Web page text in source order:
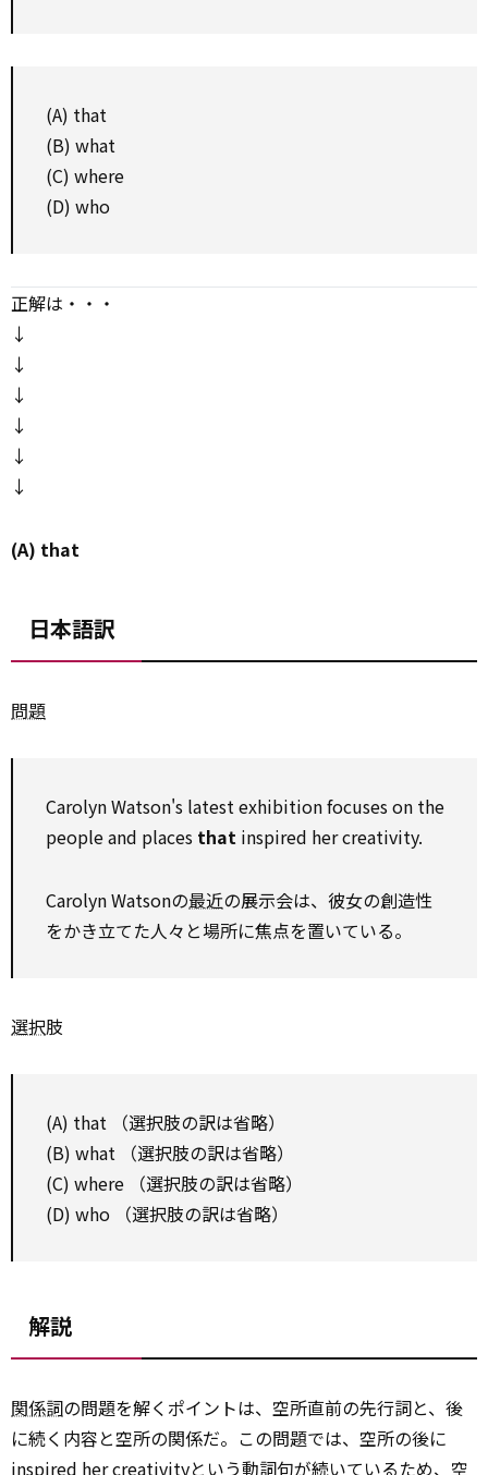
(A) that
(B) what
(C) where
(D) who
正解は・・・
↓
↓
↓
↓
↓
↓
(A) that
日本語訳
問題
Carolyn Watson's latest exhibition focuses on the
people and places that inspired her creativity.
Carolyn Watsonの最近の展示会は、彼女の創造性
をかき立てた人々と場所に焦点を置いている。
選択肢
(A) that （選択肢の訳は省略）
(B) what （選択肢の訳は省略）
(C) where （選択肢の訳は省略）
(D) who （選択肢の訳は省略）
解説
関係詞の問題を解くポイントは、空所直前の先行詞と、後
に続く内容と空所の関係だ。この問題では、空所の後に
inspired her creativityという動詞句が続いているため、空